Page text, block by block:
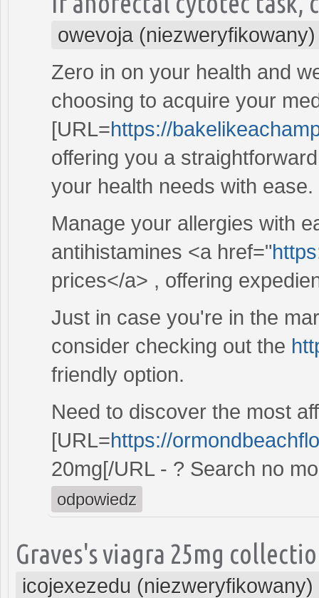
owevoja (niezweryfikowany)
Zero in on your health and
choosing to acquire your
[URL=https://
offering you a
your health needs with ease.
Manage your allergies with
antihistamines <a href="
prices</a> , offering
Just in case you're in the
consider checking out the
friendly option.
Need to discover the most
[URL=https://
20mg[/URL - ? Search no
odpowiedz
Graves's viagra 25mg
icojexezedu (niezweryfikowany)